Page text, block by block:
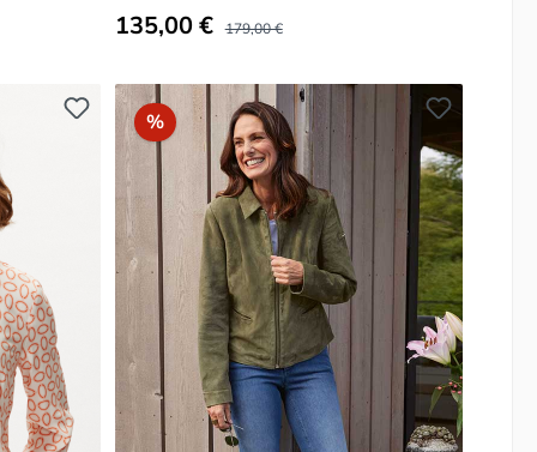
Verkaufspreis:
135,00 € Regulärer Preis:
179,00 €
%Rabatt